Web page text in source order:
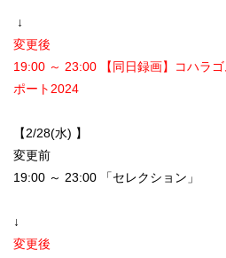
↓
変更後
19:00 ～ 23:00 【同日録画】コハラ
ポート2024
【2/28(水) 】
変更前
19:00 ～ 23:00 「セレクション」
↓
変更後